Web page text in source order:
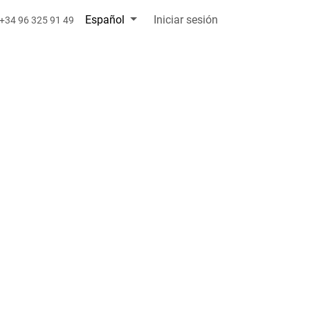
+34 96 325 91 49 Español Iniciar sesión